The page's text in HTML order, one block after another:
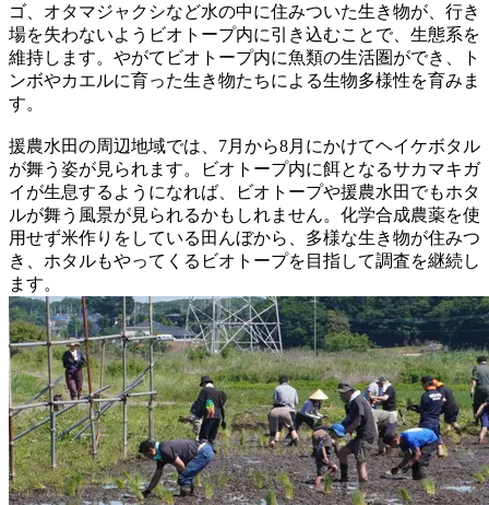
ゴ、オタマジャクシなど水の中に住みついた生き物が、行き
場を失わないようビオトープ内に引き込むことで、生態系を
維持します。やがてビオトープ内に魚類の生活圏ができ、ト
ンボやカエルに育った生き物たちによる生物多様性を育みま
す。
援農水田の周辺地域では、7月から8月にかけてヘイケボタル
が舞う姿が見られます。ビオトープ内に餌となるサカマキガ
イが生息するようになれば、ビオトープや援農水田でもホタ
ルが舞う風景が見られるかもしれません。化学合成農薬を使
用せず米作りをしている田んぼから、多様な生き物が住みつ
き、ホタルもやってくるビオトープを目指して調査を継続し
ます。